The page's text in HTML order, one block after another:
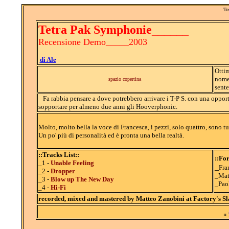
Tetra Pak Symphonie______
Recensione Demo_____2003
di Ale
spazio copertina
Fa rabbia pensare a dove potrebbero arrivare i T-P S. con una
sopportare per almeno due anni gli Hooverphonic.
Molto, molto bella la voce di Francesca, i pezzi, solo quattro, sono
Un po' più di personalità ed è pronta una bella realtà.
::Tracks List::
_1 - Unable Feeling
_2 - Dropper
_3 - Blow up The New Day
_4 - Hi-Fi
recorded, mixed and mastered by Matteo Zanobini at Factory's
::